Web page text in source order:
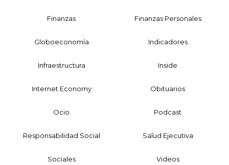
Finanzas Finanzas Personales
Globoeconomía Indicadores
Infraestructura Inside
Internet Economy Obituarios
Ocio Podcast
Responsabilidad Social Salud Ejecutiva
Sociales Videos